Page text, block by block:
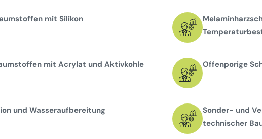
mit Silikon
mit Acrylat und Aktivkohle
und Wasseraufbereitung
Offenporige
Sonder- und
technischer